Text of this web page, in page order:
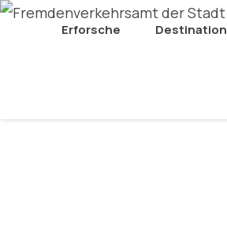
Erforsche Destination